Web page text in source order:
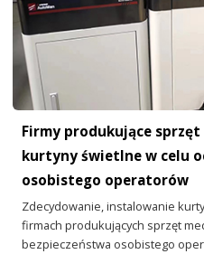
Firmy produkujące
kurtyny świetlne w celu
osobistego operatorów
Zdecydowanie, instalowanie
firmach produkujących sprzęt
bezpieczeństwa osobistego